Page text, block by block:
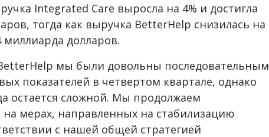
Integrated Care выросла на 4% и достигла
тогда как выручка BetterHelp снизилась на
миллиарда долларов.
мы были довольны последовательным
показателей в четвертом квартале, однако
остается сложной. Мы продолжаем
на мерах, направленных на стабилизацию
с нашей общей стратегией